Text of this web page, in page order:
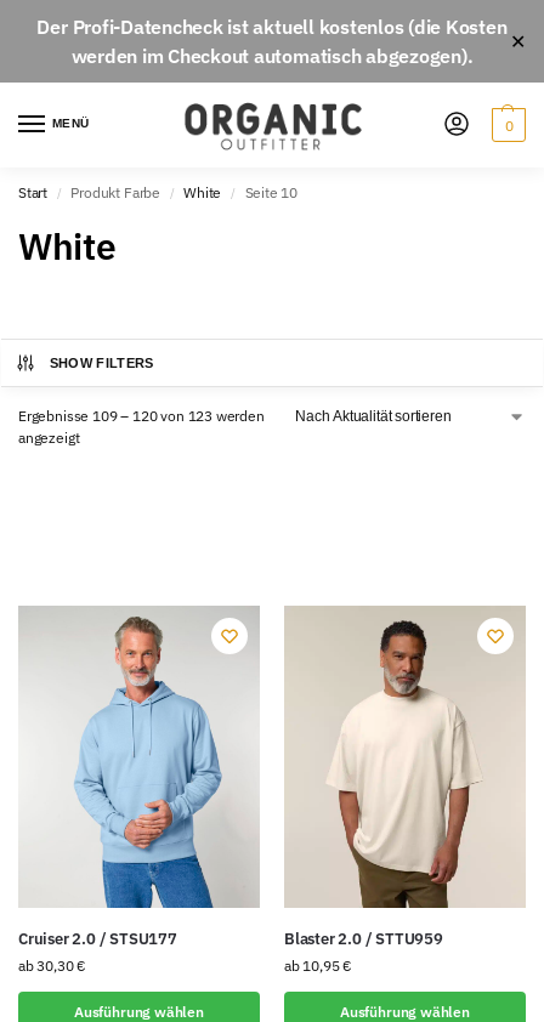
Der Profi-Datencheckist aktuell kostenlos(die Kosten
werden im Checkout automatisch abgezogen).
✕
MENÜ 0
Start / Produkt Farbe / White / Seite 10
White
SHOW FILTERS
Ergebnisse 109 – 120 von 123 werden
angezeigt
Cruiser 2.0 / STSU177
ab30,30€
Ausführung wählen
Blaster 2.0 / STTU959
ab 10,95€
Ausführung wählen